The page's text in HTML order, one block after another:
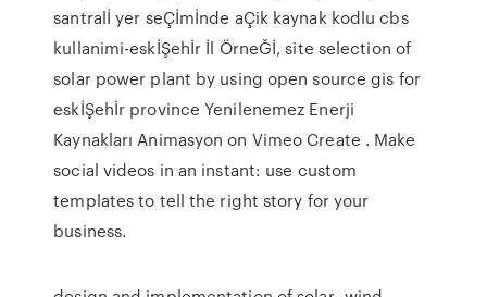
santralİ yer seÇİmİnde aÇik kaynak kodlu cbs
kullanimi-eskİŞehİr İl ÖrneĞİ, site selection of
solar power plant by using open source gis for
eskİŞehİr province Yenilenemez Enerji
Kaynakları Animasyon on Vimeo Create . Make
social videos in an instant: use custom
templates to tell the right story for your
business.